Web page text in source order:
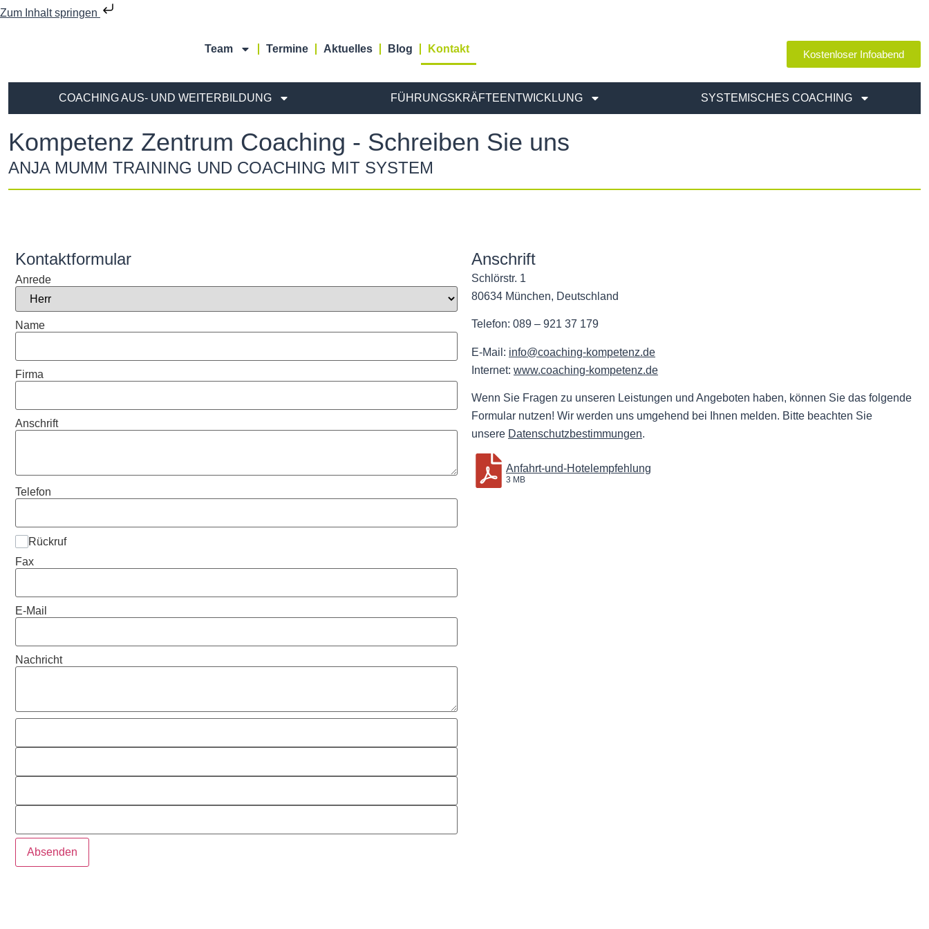
Zum Inhalt springen
Team Termine Aktuelles Blog Kontakt Kostenloser Infoabend
COACHING AUS- UND WEITERBILDUNG FÜHRUNGSKRÄFTEENTWICKLUNG SYSTEMISCHES COACHING
Kompetenz Zentrum Coaching - Schreiben Sie uns
ANJA MUMM TRAINING UND COACHING MIT SYSTEM
Kontaktformular
Anrede
Name
Firma
Anschrift
Telefon
Rückruf
Fax
E-Mail
Nachricht
Absenden
Anschrift
Schlörstr. 1
80634 München, Deutschland
Telefon: 089 – 921 37 179
E-Mail: info@coaching-kompetenz.de
Internet: www.coaching-kompetenz.de
Wenn Sie Fragen zu unseren Leistungen und Angeboten haben, können Sie das folgende
Formular nutzen! Wir werden uns umgehend bei Ihnen melden. Bitte beachten Sie
unsere Datenschutzbestimmungen.
Anfahrt-und-Hotelempfehlung
3 MB